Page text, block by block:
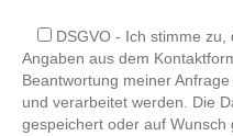
DSGVO - Ich stimme zu,
Angaben aus dem
Beantwortung meiner
und verarbeitet werden. Die
gespeichert oder auf Wunsch